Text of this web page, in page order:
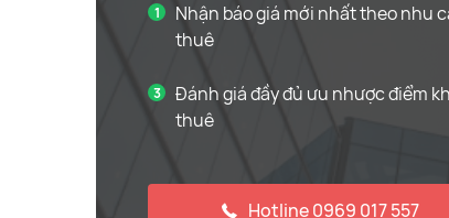
Nhận báo giá mới nhất theo nhu
thuê
Đánh giá đầy đủ ưu nhược điểm
thuê
Hotline 0969 017 557